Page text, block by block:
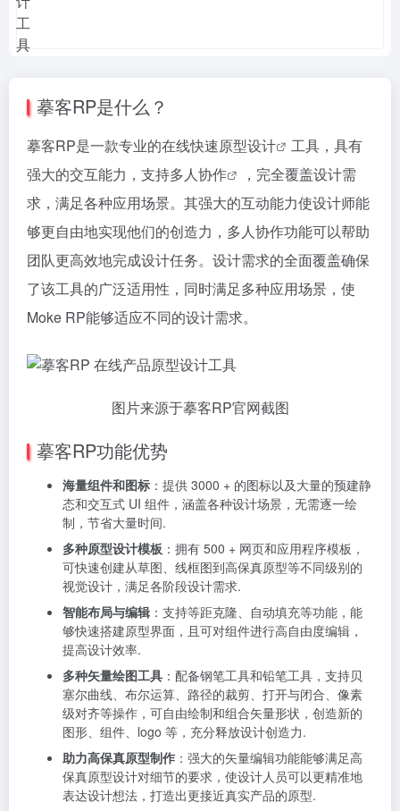
摹客RP是什么？
摹客RP是一款专业的在线快速原型设计
工具，具有
强大的交互能力，支持多人协作
，完全覆盖设计需
求，满足各种应用场景。其强大的互动能力使设计师能
够更自由地实现他们的创造力，多人协作功能可以帮助
团队更高效地完成设计任务。设计需求的全面覆盖确保
了该工具的广泛适用性，同时满足多种应用场景，使
Moke RP能够适应不同的设计需求。
图片来源于摹客RP官网截图
摹客RP功能优势
海量组件和图标 ：提供 3000 + 的图标以及大量的预建静
态和交互式 UI 组件，涵盖各种设计场景，无需逐一绘
制，节省大量时间.
多种原型设计模板 ：拥有 500 + 网页和应用程序模板，
可快速创建从草图、线框图到高保真原型等不同级别的
视觉设计，满足各阶段设计需求.
智能布局与编辑 ：支持等距克隆、自动填充等功能，能
够快速搭建原型界面，且可对组件进行高自由度编辑，
提高设计效率.
多种矢量绘图工具 ：配备钢笔工具和铅笔工具，支持贝
塞尔曲线、布尔运算、路径的裁剪、打开与闭合、像素
级对齐等操作，可自由绘制和组合矢量形状，创造新的
图形、组件、logo 等，充分释放设计创造力.
助力高保真原型制作 ：强大的矢量编辑功能能够满足高
保真原型设计对细节的要求，使设计人员可以更精准地
表达设计想法，打造出更接近真实产品的原型.